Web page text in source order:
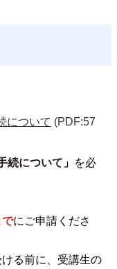
について (PDF:57
続について 」 を必
でにご申請くださ
る前に、受講生の